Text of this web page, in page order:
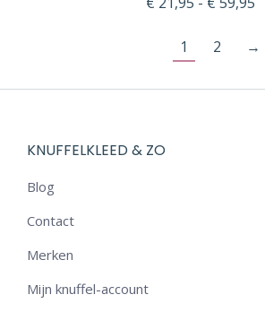
tot
1 2 →
KNUFFELKLEED & ZO
Blog
Contact
Merken
Mijn knuffel-account